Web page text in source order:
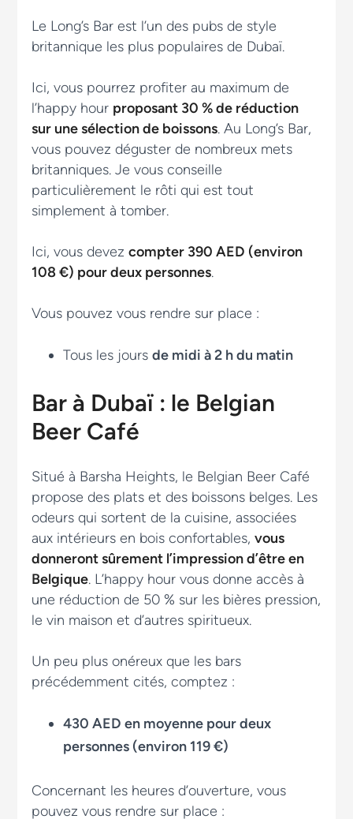
Le Long’s Bar est l’un des pubs de style
britannique les plus populaires de Dubaï.
Ici, vous pourrez profiter au maximum de
l’happy hour proposant 30 % de réduction
sur une sélection de boissons. Au Long’s Bar,
vous pouvez déguster de nombreux mets
britanniques. Je vous conseille
particulièrement le rôti qui est tout
simplement à tomber.
Ici, vous devezcompter 390 AED (environ
108 €) pour deux personnes.
Vous pouvez vous rendre sur place :
Tous les joursde midi à 2 h du matin
Bar à Dubaï : le Belgian
Beer Café
Situé à Barsha Heights, le Belgian Beer Café
propose des plats et des boissons belges. Les
odeurs qui sortent de la cuisine, associées
aux intérieurs en bois confortables,vous
donneront sûrement l’impression d’être en
Belgique. L’happy hour vous donne accès à
une réduction de 50 % sur les bières pression,
le vin maison et d’autres spiritueux.
Un peu plus onéreux que les bars
précédemment cités, comptez :
430 AED en moyenne pour deux
personnes (environ 119 €)
Concernant les heures d’ouverture, vous
pouvez vous rendre sur place :